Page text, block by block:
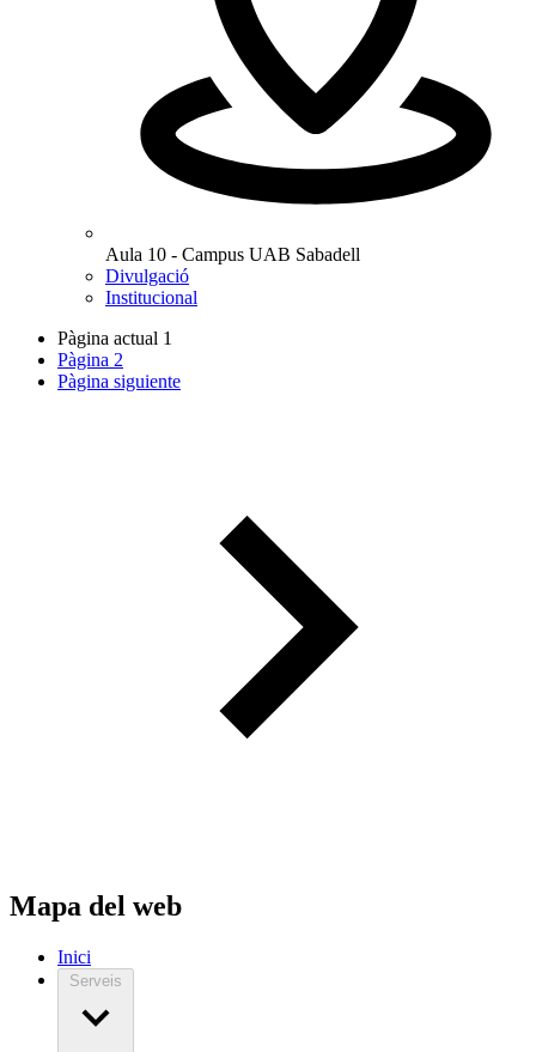
Aula 10 - Campus UAB Sabadell
Divulgació
Institucional
Pàgina actual 1
Pàgina 2
Pàgina siguiente
Mapa del web
Inici
Serveis